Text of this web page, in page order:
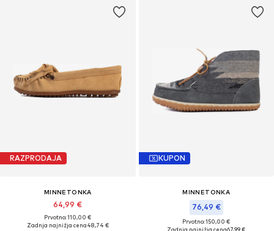
RAZPRODAJA
MINNETONKA
64,99 €
Prvotno: 110,00 €
Zadnja najnižja cena48,74 €
KUPON
MINNETONKA
76,49 €
Prvotno: 150,00 €
Zadnja najnižja cena67,99 €